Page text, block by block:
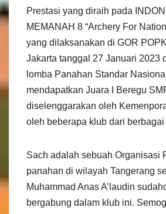
Prestasi yang diraih pada
MEMANAH 8 “Archery For
yang dilaksanakan di GOR
Jakarta tanggal 27 Januari 2023
lomba Panahan Standar
mendapatkan Juara I Beregu
diselenggarakan oleh
oleh beberapa klub dari berbagai
Sach adalah sebuah Organisasi
panahan di wilayah Tangerang
Muhammad Anas A’laudin
bergabung dalam klub ini.